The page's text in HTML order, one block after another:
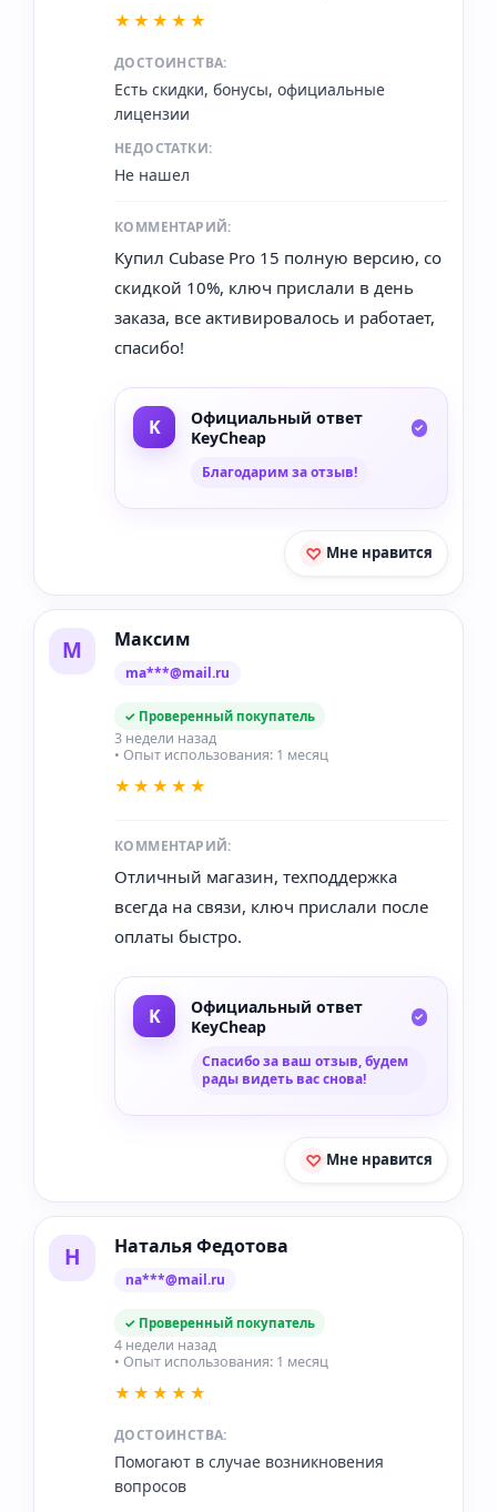
★★★★★
ДОСТОИНСТВА:
Есть скидки, бонусы, официальные
лицензии
НЕДОСТАТКИ:
Не нашел
КОММЕНТАРИЙ:
Купил Cubase Pro 15 полную версию, со
скидкой 10%, ключ прислали в день
заказа, все активировалось и работает,
спасибо!
Официальный ответ
KeyCheap
Благодарим за отзыв!
Мне нравится
М Максим
ma***@mail.ru
✓ Проверенный покупатель
3 недели назад
• Опыт использования: 1 месяц
★★★★★
КОММЕНТАРИЙ:
Отличный магазин, техподдержка
всегда на связи, ключ прислали после
оплаты быстро.
Официальный ответ
KeyCheap
Спасибо за ваш отзыв, будем
рады видеть вас снова!
Мне нравится
Н Наталья Федотова
na***@mail.ru
✓ Проверенный покупатель
4 недели назад
• Опыт использования: 1 месяц
★★★★★
ДОСТОИНСТВА:
Помогают в случае возникновения
вопросов